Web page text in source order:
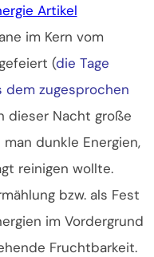
Artikel
im Kern vom
(die Tage
zugesprochen
dieser Nacht große
dunkle Energien,
reinigen wollte.
bzw. als Fest
im Vordergrund
Fruchtbarkeit.